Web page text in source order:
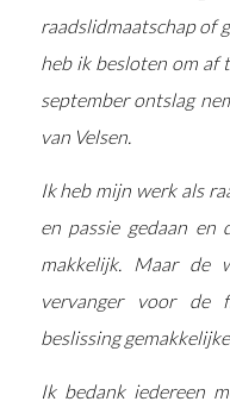
raadslidmaatschap of
heb ik besloten om af
september ontslag
van Velsen.
Ik heb mijn werk als
en passie gedaan en
makkelijk. Maar de
vervanger voor de
beslissing
Ik bedank iedereen